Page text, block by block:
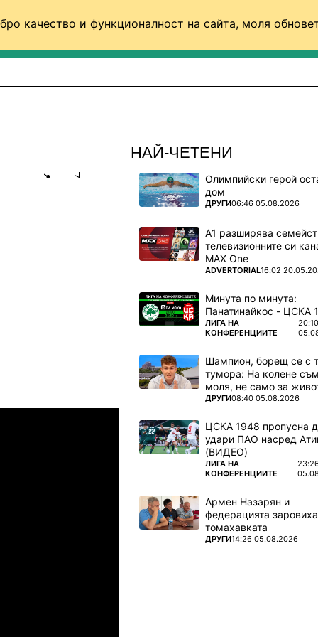
качество и функционалност на сайта, моля
04.08.2026 03:00
ТБС
03:00
Спарта Прага 2
03:00
НАЙ-ЧЕТЕНИ
Олимпийски герой
дом
ПОВЕЧЕ ОТ
ДРУГИ06:46 05.08.2026
А1 разширява
телевизионните си
MAX One
ПОВЕЧЕ ОТ
ADVERTORIAL16:02
Минута по минута:
ПОВЕЧЕ ОТ
ЛИГА НА
КОНФЕРЕНЦИИТЕ
20:10
Шампион, борещ се с
тумора: На колене
моля, не само за
ПОВЕЧЕ ОТ
ДРУГИ08:40 05.08.2026
ЦСКА 1948 пропусна
удари ПАО насред
(ВИДЕО)
ПОВЕЧЕ ОТ
ЛИГА НА
КОНФЕРЕНЦИИТЕ
Армен Назарян и
федерацията заровиха
томахавката
ПОВЕЧЕ ОТ
ДРУГИ14:26 05.08.2026